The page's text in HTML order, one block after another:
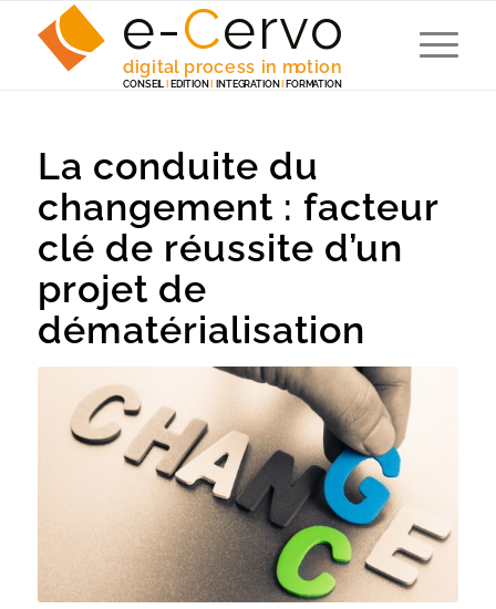
e-Cervo
digital process in motion
CONSEIL EDITION INTEGRATION FORMATION
La conduite du
changement : facteur
clé de réussite d’un
projet de
dématérialisation